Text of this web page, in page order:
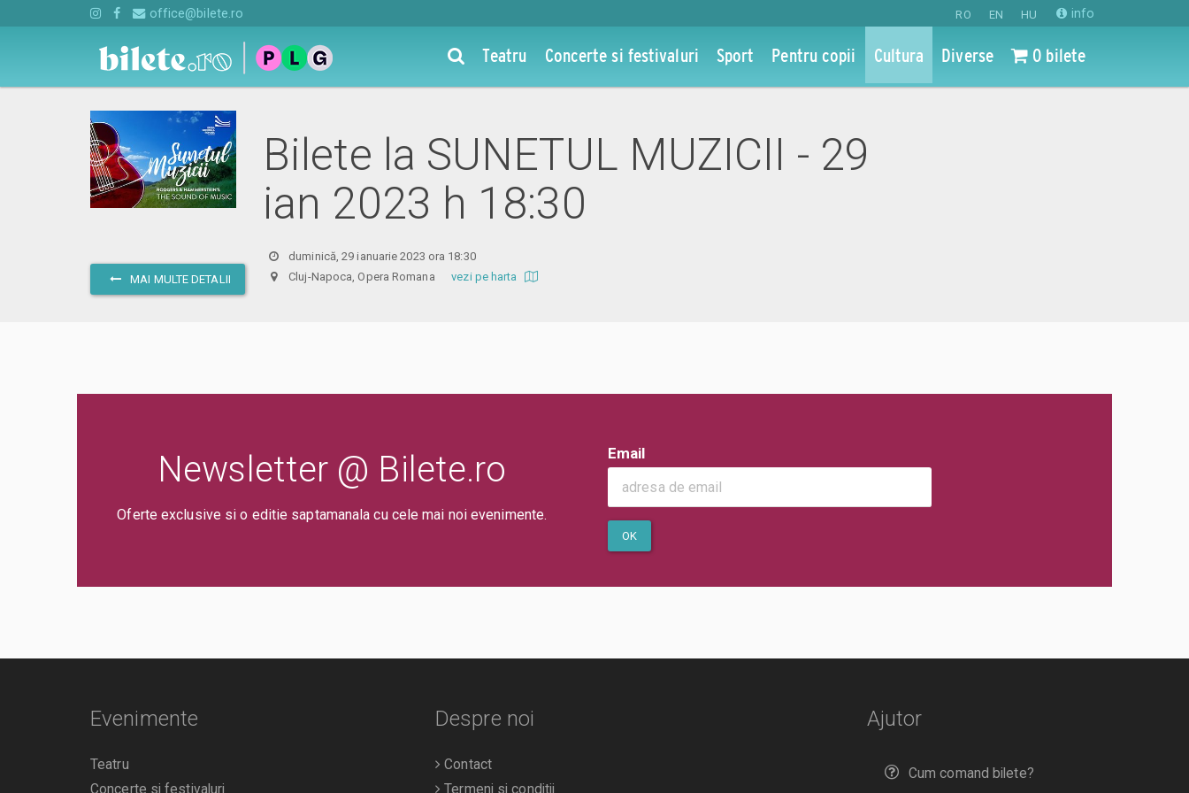
RO EN HU info
office@bilete.ro
Teatru Concerte si festivaluri Sport Pentru copii Cultura Diverse 0 bilete
MAI MULTE DETALII
Bilete la SUNETUL MUZICII - 29
ian 2023 h 18:30
duminică, 29 ianuarie 2023 ora 18:30
Cluj-Napoca, Opera Romanavezi pe harta
Newsletter @ Bilete.ro
Oferte exclusive si o editie saptamanala cu cele mai noi evenimente.
Email
OK
Ajutor
Cum comand bilete?
Evenimente
Teatru
Concerte si festivaluri
Despre noi
Contact
Termeni si conditii